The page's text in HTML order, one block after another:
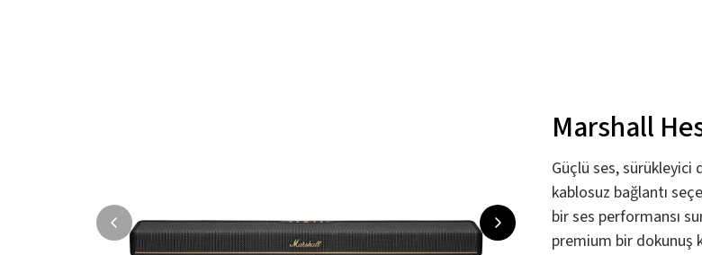
Marshall
Güçlü ses,
kablosuz bağlantı
bir ses performansı
premium bir dokunuş